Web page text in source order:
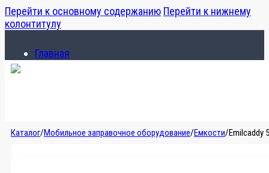
Перейти к основному содержанию Перейти к нижнему
колонтитулу
Главная
Каталог
Каталог/Мобильное заправочное оборудование/Емкости/Emilcaddy